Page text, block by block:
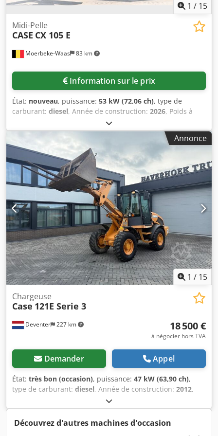
1 / 15
Moerbeke-Waas 83 km
Midi-Pelle
CASE CX 105 E
Information sur le prix
État: nouveau, puissance: 53 kW (72,06 ch), type de
carburant: diesel, Année de construction: 2026, Poids à
vide : 9 780 kg. Pour obtenir de plus amples informations,
veuillez contacter le service commercial de KEY-TEC.
Dsdpfx Ajzrrw Ajpcjkr
Annonce
1 / 15
Deventer 227 km
Chargeuse
Case 121E Serie 3
18 500 €
à négocier hors TVA
Demander Appel
État: très bon (occasion), puissance: 47 kW (63,90 ch),
type de carburant: diesel, Année de construction: 2012,
1 060 h
accessoires supplémentaires = - Commande à deux
pédales - Cabine fermée = Remarques = Série CASE 121E,
Découvrez d'autres machines d'occasion